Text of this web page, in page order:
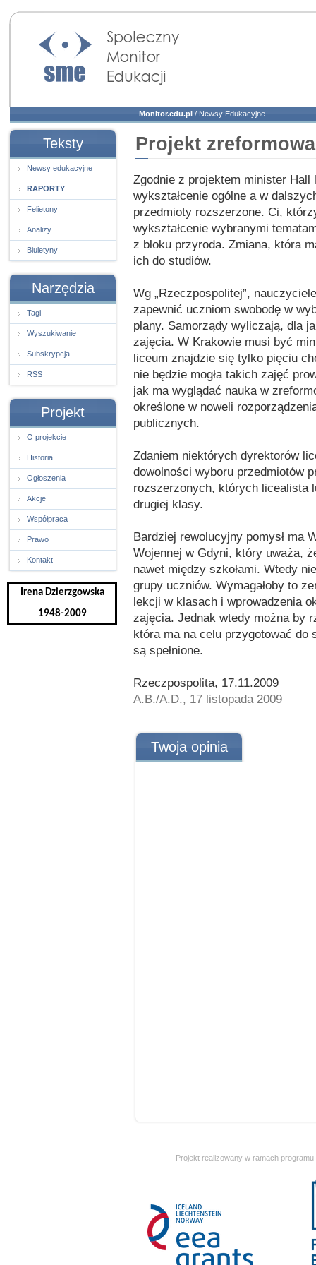
Społeczny Monitor
Edukacji
Monitor.edu.pl / Newsy Edukacyjne
Teksty
Newsy edukacyjne
RAPORTY
Felietony
Analizy
Biuletyny
Narzędzia
Tagi
Wyszukiwanie
Subskrypcja
RSS
Projekt
O projekcie
Historia
Ogłoszenia
Akcje
Współpraca
Prawo
Kontakt
Irena Dzierzgowska
1948-2009
Projekt
Zgodnie z projektem minister
wykształcenie ogólne a w
przedmioty rozszerzone. Ci,
wykształcenie wybranymi
z bloku przyroda. Zmiana, która
ich do studiów.
Wg „Rzeczpospolitej”,
zapewnić uczniom swobodę w
plany. Samorządy wyliczają, dla
zajęcia. W Krakowie musi być
liceum znajdzie się tylko pięciu
nie będzie mogła takich zajęć
jak ma wyglądać nauka w
określone w noweli
publicznych.
Zdaniem niektórych dyrektorów
dowolności wyboru przedmiotów
rozszerzonych, których licealista
drugiej klasy.
Bardziej rewolucyjny pomysł ma
Wojennej w Gdyni, który uważa,
nawet między szkołami. Wtedy
grupy uczniów. Wymagałoby to
lekcji w klasach i wprowadzenia
zajęcia. Jednak wtedy można by
która ma na celu przygotować do
są spełnione.
Rzeczpospolita, 17.11.2009
A.B./A.D., 17 listopada 2009
Twoja opinia
Projekt realizowany w ramach